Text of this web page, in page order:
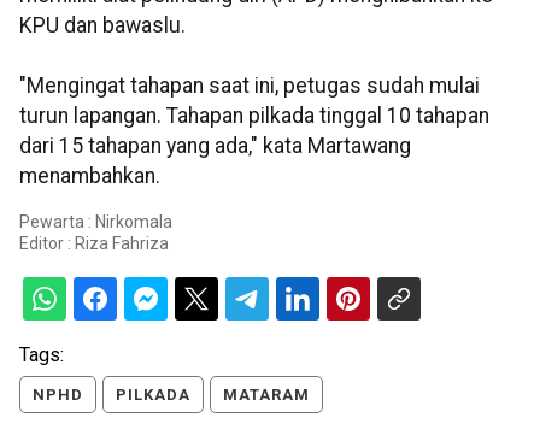
KPU dan bawaslu.
"Mengingat tahapan saat ini, petugas sudah mulai
turun lapangan. Tahapan pilkada tinggal 10 tahapan
dari 15 tahapan yang ada," kata Martawang
menambahkan.
Pewarta : Nirkomala
Editor : Riza Fahriza
Tags:
NPHD PILKADA MATARAM